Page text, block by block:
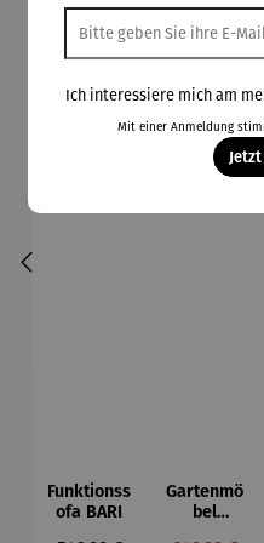
Funktionss
ofa BARI
Gartenmö
bel
Ich interessiere mich am
Mit einer Anmeldung